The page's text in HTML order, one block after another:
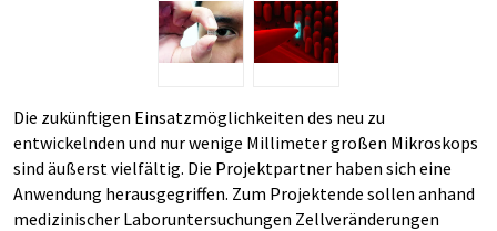
Die zukünftigen Einsatzmöglichkeiten des neu zu
entwickelnden und nur wenige Millimeter großen Mikroskops
sind äußerst vielfältig. Die Projektpartner haben sich eine
Anwendung herausgegriffen. Zum Projektende sollen anhand
medizinischer Laboruntersuchungen Zellveränderungen